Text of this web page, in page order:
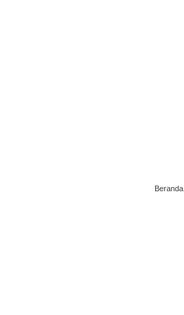
Beranda